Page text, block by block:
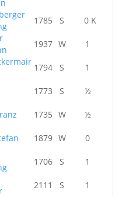
1785 S 0 K
1937 W 1
1794 S 1
1773 S ½
1735 W ½
1879 W 0
1706 S 1
2111 S 1